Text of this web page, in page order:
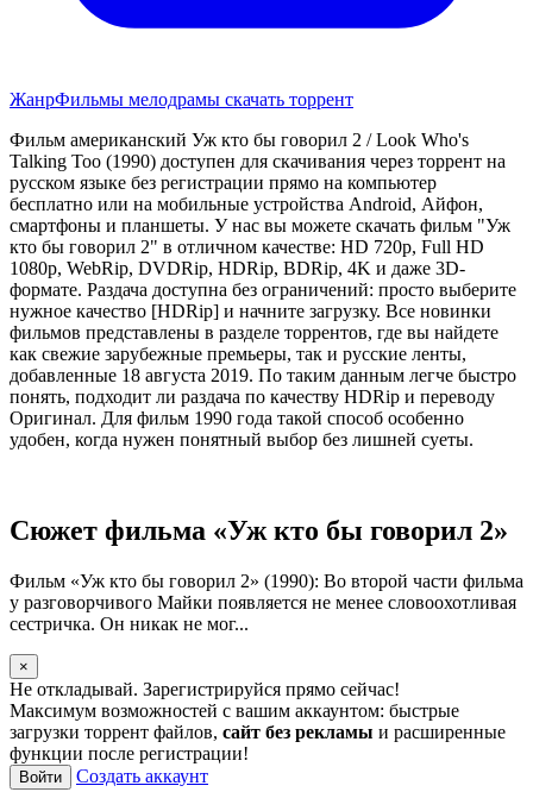
ЖанрФильмы мелодрамы скачать торрент
Фильм американский Уж кто бы говорил 2 / Look Who's
Talking Too (1990) доступен для скачивания через торрент на
русском языке без регистрации прямо на компьютер
бесплатно или на мобильные устройства Android, Айфон,
смартфоны и планшеты. У нас вы можете скачать фильм "Уж
кто бы говорил 2" в отличном качестве: HD 720p, Full HD
1080p, WebRip, DVDRip, HDRip, BDRip, 4K и даже 3D-
формате. Раздача доступна без ограничений: просто выберите
нужное качество [HDRip] и начните загрузку. Все новинки
фильмов представлены в разделе торрентов, где вы найдете
как свежие зарубежные премьеры, так и русские ленты,
добавленные 18 августа 2019. По таким данным легче быстро
понять, подходит ли раздача по качеству HDRip и переводу
Оригинал. Для фильм 1990 года такой способ особенно
удобен, когда нужен понятный выбор без лишней суеты.
Сюжет фильма «Уж кто бы говорил 2»
Фильм «Уж кто бы говорил 2» (1990): Во второй части фильма
у разговорчивого Майки появляется не менее словоохотливая
сестричка. Он никак не мог...
×
Не откладывай. Зарегистрируйся прямо сейчас!
Максимум возможностей с вашим аккаунтом: быстрые
загрузки торрент файлов, сайт без рекламы и расширенные
функции после регистрации!
Войти Создать аккаунт